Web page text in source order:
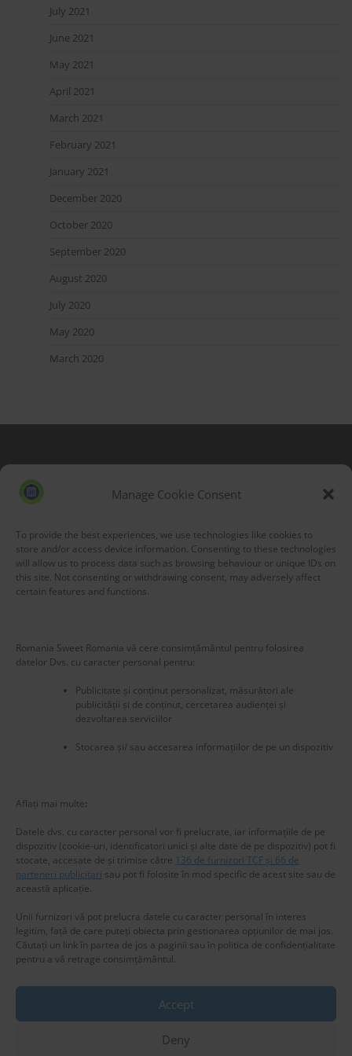
Manage Cookie Consent
To provide the best experiences, we use technologies like cookies to
store and/or access device information. Consenting to these technologies
will allow us to process data such as browsing behaviour or unique IDs on
this site. Not consenting or withdrawing consent, may adversely affect
certain features and functions.
Romania Sweet Romania vă cere consimțământul pentru folosirea
datelor Dvs. cu caracter personal pentru:
Publicitate și conținut personalizat, măsurători ale
publicității și de conținut, cercetarea audienței și
dezvoltarea serviciilor
Stocarea și/ sau accesarea informațiilor de pe un dispozitiv
Aflați mai multe:
Datele dvs. cu caracter personal vor fi prelucrate, iar informațiile de pe
dispozitiv (cookie-uri, identificatori unici și alte date de pe dispozitiv) pot fi
stocate, accesate de și trimise către 136 de furnizori TCF și 66 de
parteneri publicitari sau pot fi folosite în mod specific de acest site sau de
această aplicație.
Unii furnizori vă pot prelucra datele cu caracter personal în interes
legitim, față de care puteți obiecta prin gestionarea opțiunilor de mai jos.
Căutați un link în partea de jos a paginii sau în politica de confidențialitate
pentru a vă retrage consimțământul.
Accept
Deny
July 2021
June 2021
May 2021
April 2021
March 2021
February 2021
January 2021
December 2020
October 2020
September 2020
August 2020
July 2020
May 2020
March 2020
Copyright © 2025 www.RomaniaSweetRomania.com
Privacy & Cookies: This site uses cookies. By continuing to use this
To find out more, including how to control cookies, see here: